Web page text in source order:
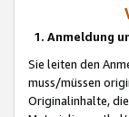
1. Anmeldung
Sie leiten den
muss/müssen
Originalinhalte,